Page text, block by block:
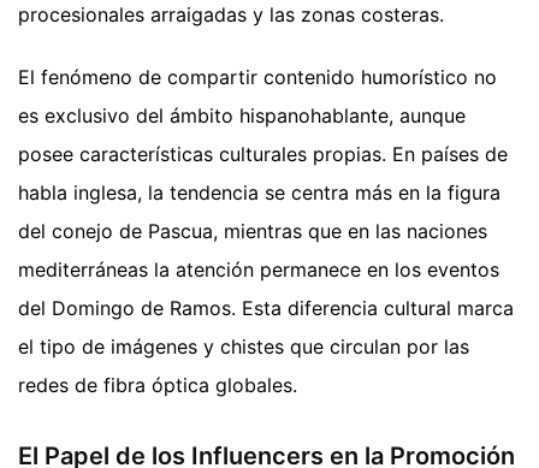
procesionales arraigadas y las zonas costeras.
El fenómeno de compartir contenido humorístico no
es exclusivo del ámbito hispanohablante, aunque
posee características culturales propias. En países de
habla inglesa, la tendencia se centra más en la figura
del conejo de Pascua, mientras que en las naciones
mediterráneas la atención permanece en los eventos
del Domingo de Ramos. Esta diferencia cultural marca
el tipo de imágenes y chistes que circulan por las
redes de fibra óptica globales.
El Papel de los Influencers en la Promoción